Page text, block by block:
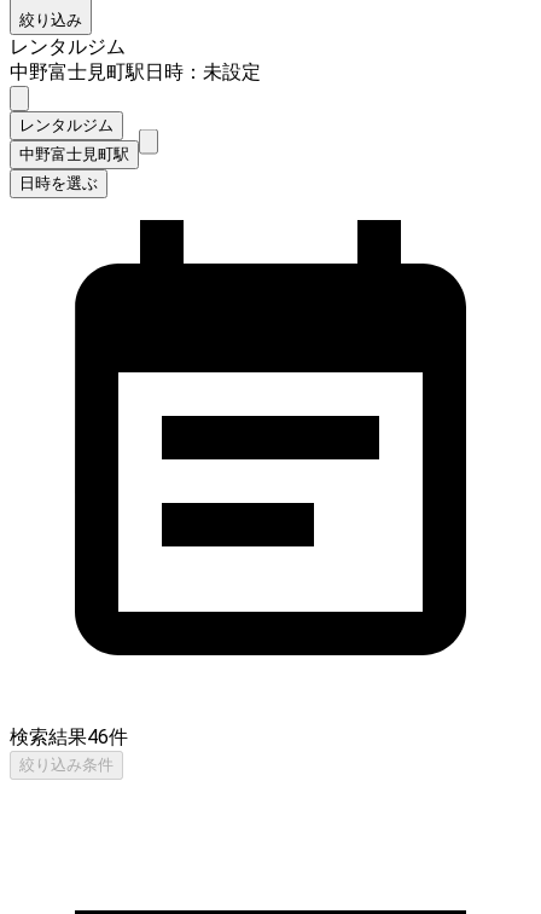
絞り込み
レンタルジム
中野富士見町駅日時：未設定
レンタルジム
中野富士見町駅
日時を選ぶ
検索結果46件
絞り込み条件